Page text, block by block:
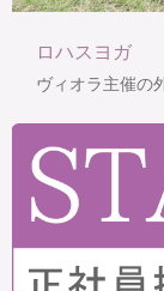
ロハスヨガ
ヴィオラ主催の